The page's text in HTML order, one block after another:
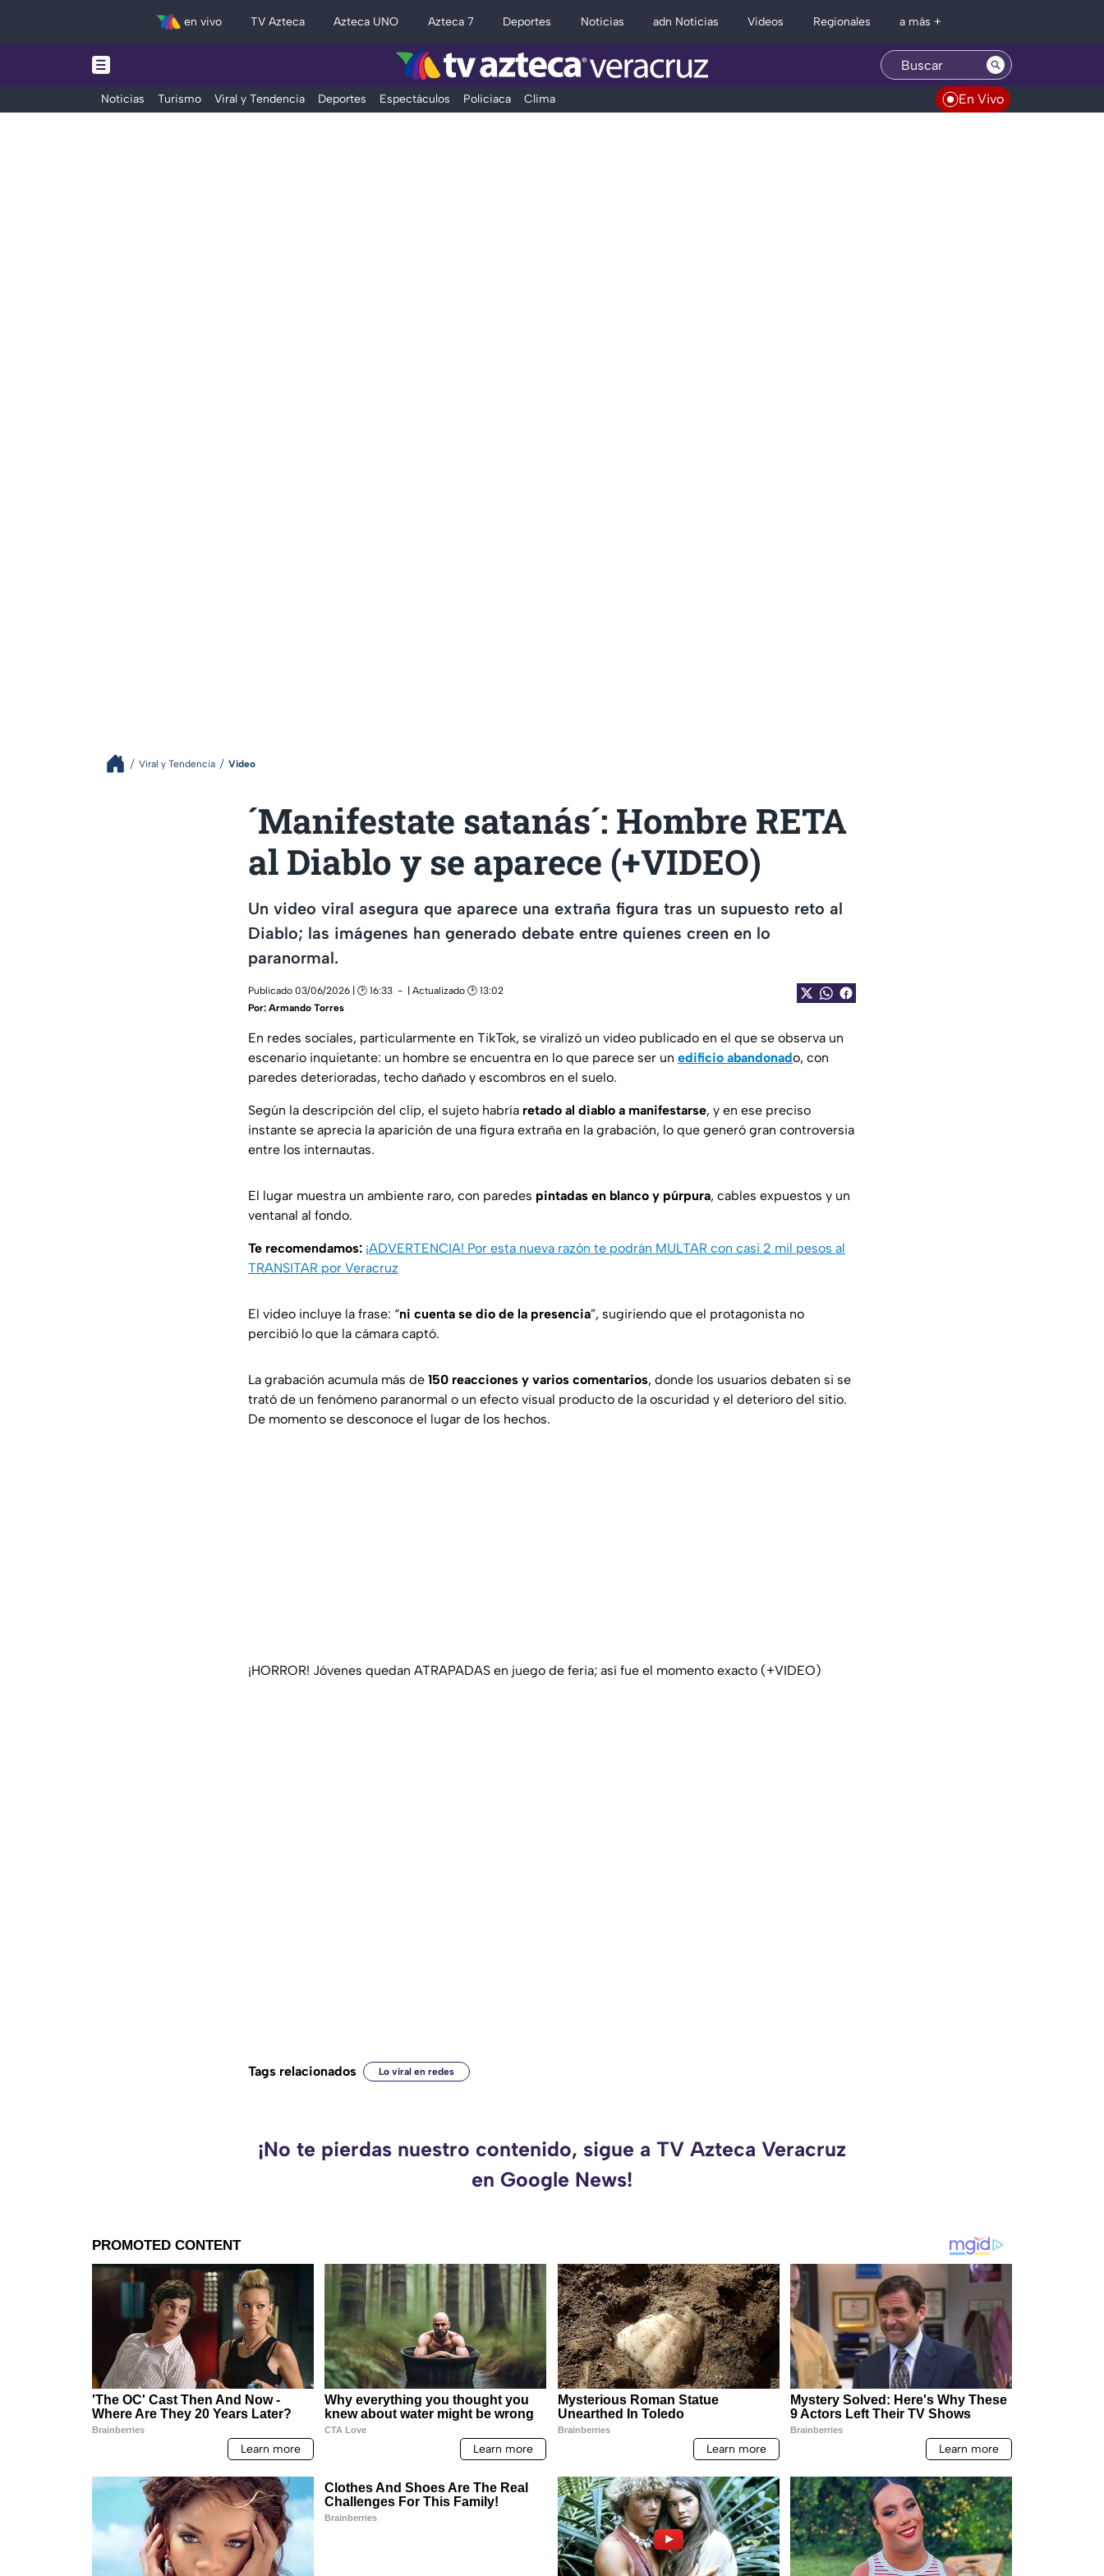
en vivo TV Azteca Azteca UNO Azteca 7 Deportes Noticias adn Noticias Videos Regionales a más +
Noticias Turismo Viral y Tendencia Deportes Espectáculos Policiaca Clima En Vivo
Viral y Tendencia Video
´Manifestate satanás´: Hombre RETA
al Diablo y se aparece (+VIDEO)
Un video viral asegura que aparece una extraña figura tras un supuesto reto al
Diablo; las imágenes han generado debate entre quienes creen en lo
paranormal.
Publicado 03/06/2026 | 🕑 16:33
| Actualizado 🕑 13:02
Por: Armando Torres
En redes sociales, particularmente en TikTok, se viralizó un video publicado en el que se observa un
escenario inquietante: un hombre se encuentra en lo que parece ser un edificio abandonado, con
paredes deterioradas, techo dañado y escombros en el suelo.
Según la descripción del clip, el sujeto habría retado al diablo a manifestarse, y en ese preciso
instante se aprecia la aparición de una figura extraña en la grabación, lo que generó gran controversia
entre los internautas.
El lugar muestra un ambiente raro, con paredes pintadas en blanco y púrpura, cables expuestos y un
ventanal al fondo.
Te recomendamos: ¡ADVERTENCIA! Por esta nueva razón te podrán MULTAR con casi 2 mil pesos al
TRANSITAR por Veracruz
El video incluye la frase: “ni cuenta se dio de la presencia”, sugiriendo que el protagonista no
percibió lo que la cámara captó.
La grabación acumula más de 150 reacciones y varios comentarios, donde los usuarios debaten si se
trató de un fenómeno paranormal o un efecto visual producto de la oscuridad y el deterioro del sitio.
De momento se desconoce el lugar de los hechos.
¡HORROR! Jóvenes quedan ATRAPADAS en juego de feria; así fue el momento exacto (+VIDEO)
Tags relacionados Lo viral en redes
¡No te pierdas nuestro contenido, sigue a TV Azteca Veracruz
en Google News!